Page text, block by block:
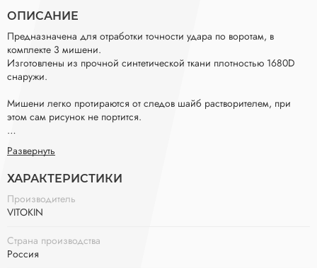
ОПИСАНИЕ
Предназначена для отработки точности удара по воротам, в
комплекте 3 мишени.
Изготовлены из прочной синтетической ткани плотностью 1680D
снаружи.
Мишени легко протираются от следов шайб растворителем, при
этом сам рисунок не портится.
крепится к воротам крючками.
Мишени можно двигать по горизонтали, так, как вам удобно.
Подходит к любым воротам ширина которых не превышает 2 метра.
В комплекте идут 3 мишени размером 28*28 см.
Развернуть
ХАРАКТЕРИСТИКИ
Производитель
VITOKIN
Страна производства
Россия